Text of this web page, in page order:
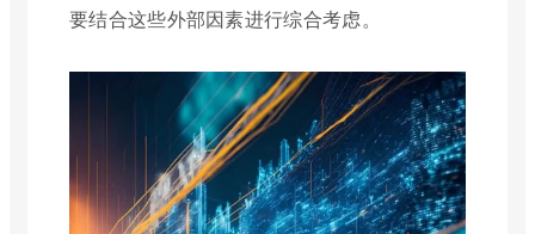
要结合这些外部因素进行综合考虑。